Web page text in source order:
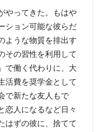
やってきた。もはや
ション可能な彼らだ
ような物質を排出す
その習性を利用して
で働く代わりに、大
活費を奨学金として
で新たな友人もで
恋人になるなど日々
はずの彼に、捨てて